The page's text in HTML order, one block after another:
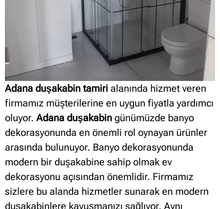
Adana duşakabin tamiri alanında hizmet veren
firmamız müşterilerine en uygun fiyatla yardımcı
oluyor. Adana duşakabin günümüzde banyo
dekorasyonunda en önemli rol oynayan ürünler
arasında bulunuyor. Banyo dekorasyonunda
modern bir duşakabine sahip olmak ev
dekorasyonu açısından önemlidir. Firmamız
sizlere bu alanda hizmetler sunarak en modern
duşakabinlere kavuşmanızı sağlıyor. Aynı